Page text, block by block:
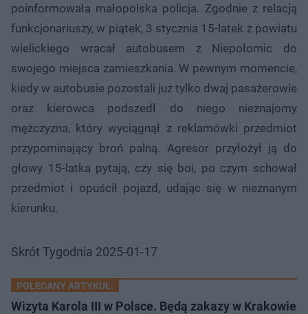
poinformowała małopolska policja. Zgodnie z relacją
funkcjonariuszy, w piątek, 3 stycznia 15-latek z powiatu
wielickiego wracał autobusem z Niepołomic do
swojego miejsca zamieszkania. W pewnym momencie,
kiedy w autobusie pozostali już tylko dwaj pasażerowie
oraz kierowca podszedł do niego nieznajomy
mężczyzna, który wyciągnął z reklamówki przedmiot
przypominający broń palną. Agresor przyłożył ją do
głowy 15-latka pytają, czy się boi, po czym schował
przedmiot i opuścił pojazd, udając się w nieznanym
kierunku.
Skrót Tygodnia 2025-01-17
POLECANY ARTYKUŁ:
Wizyta Karola III w Polsce. Będą zakazy w Krakowie